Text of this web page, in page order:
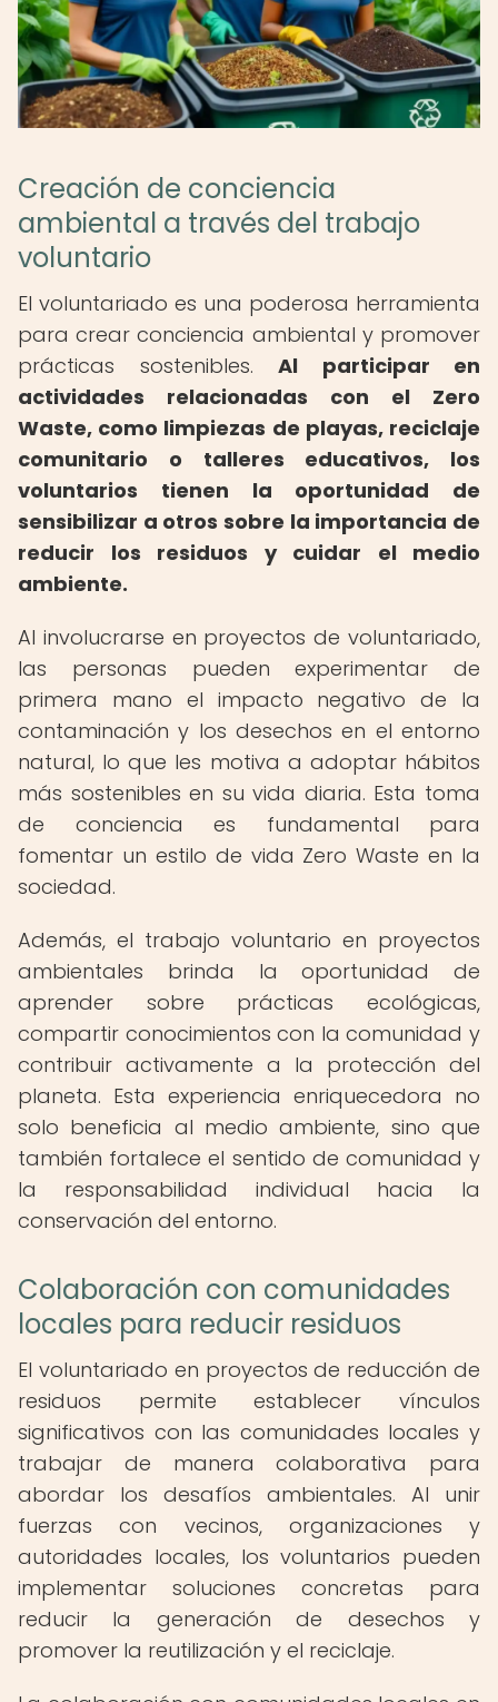
Creación de conciencia
ambiental a través del trabajo
voluntario
El voluntariado es una poderosa herramienta
para crear conciencia ambiental y promover
prácticas sostenibles. Al participar en
actividades relacionadas con el Zero
Waste, como limpiezas de playas, reciclaje
comunitario o talleres educativos, los
voluntarios tienen la oportunidad de
sensibilizar a otros sobre la importancia de
reducir los residuos y cuidar el medio
ambiente.
Al involucrarse en proyectos de voluntariado,
las personas pueden experimentar de
primera mano el impacto negativo de la
contaminación y los desechos en el entorno
natural, lo que les motiva a adoptar hábitos
más sostenibles en su vida diaria. Esta toma
de conciencia es fundamental para
fomentar un estilo de vida Zero Waste en la
sociedad.
Además, el trabajo voluntario en proyectos
ambientales brinda la oportunidad de
aprender sobre prácticas ecológicas,
compartir conocimientos con la comunidad y
contribuir activamente a la protección del
planeta. Esta experiencia enriquecedora no
solo beneficia al medio ambiente, sino que
también fortalece el sentido de comunidad y
la responsabilidad individual hacia la
conservación del entorno.
Colaboración con comunidades
locales para reducir residuos
El voluntariado en proyectos de reducción de
residuos permite establecer vínculos
significativos con las comunidades locales y
trabajar de manera colaborativa para
abordar los desafíos ambientales. Al unir
fuerzas con vecinos, organizaciones y
autoridades locales, los voluntarios pueden
implementar soluciones concretas para
reducir la generación de desechos y
promover la reutilización y el reciclaje.